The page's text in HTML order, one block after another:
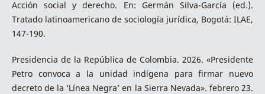
Acción social y derecho. En: Germán Silva-García (ed.).
Tratado latinoamericano de sociología jurídica, Bogotá: ILAE,
147-190.
Presidencia de la República de Colombia. 2026. «Presidente
Petro convoca a la unidad indígena para firmar nuevo
decreto de la ‘Línea Negra’ en la Sierra Nevada». febrero 23.